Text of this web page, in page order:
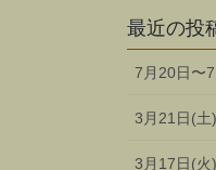
最近の投
7月20日〜
3月21日(土
3月17日(火